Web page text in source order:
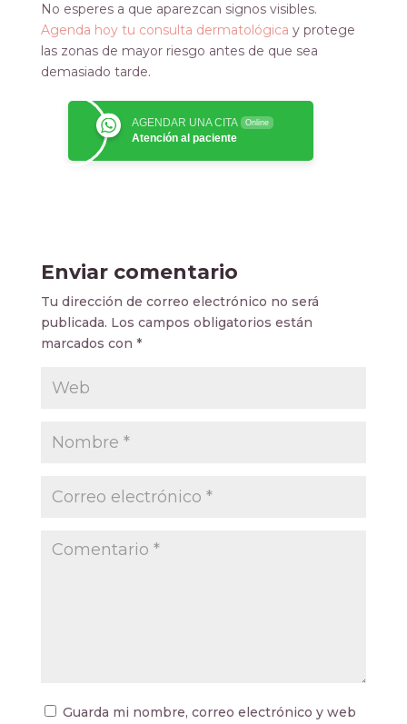
No esperes a que aparezcan signos visibles.
Agenda hoy tu consulta dermatológica y protege
las zonas de mayor riesgo antes de que sea
demasiado tarde.
AGENDAR UNA CITA Online
Atención al paciente
Enviar comentario
Tu dirección de correo electrónico no será
publicada. Los campos obligatorios están
marcados con *
Guarda mi nombre, correo electrónico y web